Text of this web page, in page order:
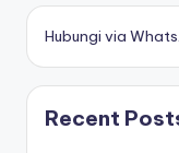
Hubungi via
Recent